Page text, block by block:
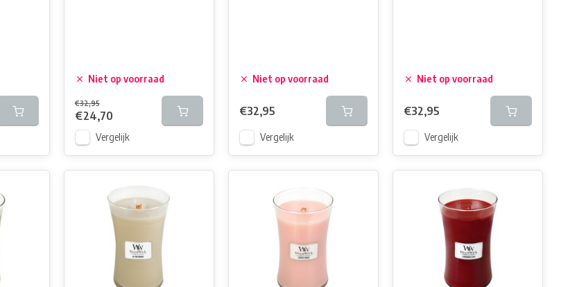
Niet op voorraad
€32,95
€24,70
Vergelijk
Niet op voorraad
€32,95
Vergelijk
Niet op voorraad
€32,95
Vergelijk